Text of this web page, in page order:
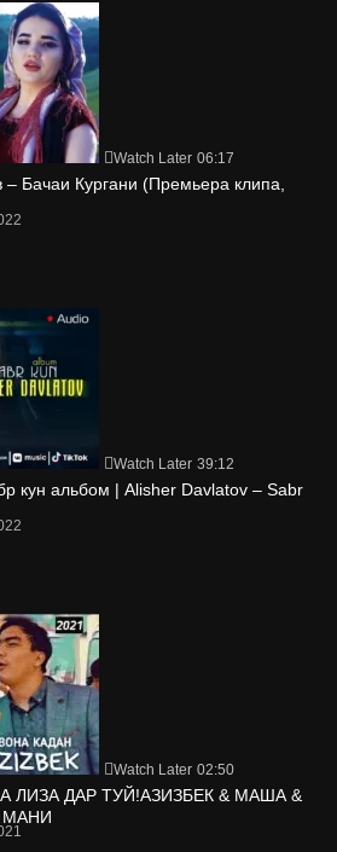
Watch Later 06:17
Бачаи Кургани (Премьера клипа,
Watch Later 39:12
кун альбом | Alisher Davlatov – Sabr
Watch Later 02:50
ЛИЗА ДАР ТУЙ!АЗИЗБЕК & МАША &
МАНИ